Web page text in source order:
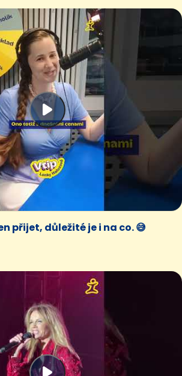
přijet, důležité je i na co. 😅